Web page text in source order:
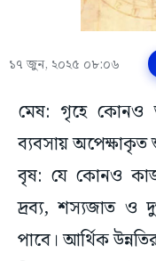
১৭ জুন, ২০২৫ ০৮:০৬
মেষ: গৃহে কোনও
ব্যবসায় অপেক্ষাকৃত
বৃষ: যে কোনও
দ্রব্য, শস্যজাত ও
পাবে। আর্থিক